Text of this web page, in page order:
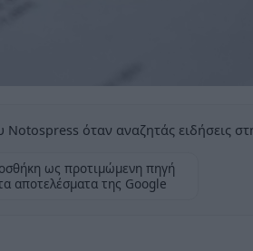
όταν αναζητάς ειδήσεις
ως προτιμώμενη πηγή
αποτελέσματα της Google